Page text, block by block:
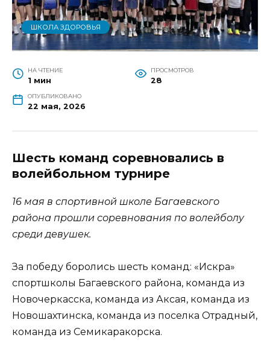
ШКОЛА ЗДОРОВЬЯ
НА ЧТЕНИЕ
1 мин
ПРОСМОТРОВ
28
ОПУБЛИКОВАНО
22 мая, 2026
Шесть команд соревновались в
волейбольном турнире
16 мая в спортивной школе Багаевского
района прошли соревнования по волейболу
среди девушек.
За победу боролись шесть команд: «Искра»
спортшколы Багаевского района, команда из
Новочеркасска, команда из Аксая, команда из
Новошахтинска, команда из поселка Отрадный,
команда из Семикаракорска.